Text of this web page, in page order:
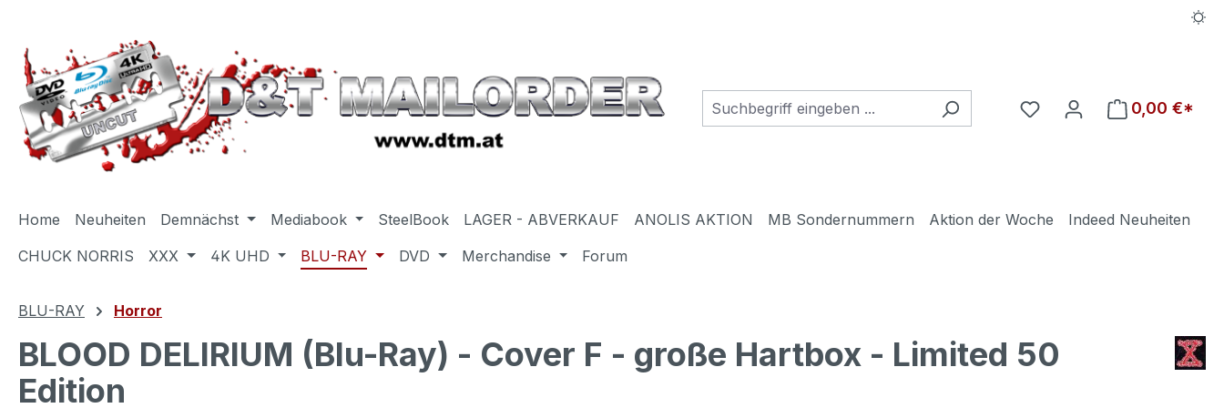
Du hast 0 Produkte auf
0,00 €*
Home Neuheiten Demnächst Mediabook SteelBook LAGER - ABVERKAUF ANOLIS AKTION MB Sondernummern Aktion der Woche
Indeed Neuheiten
CHUCK NORRIS
XXX 4K UHD BLU-RAY DVD Merchandise Forum
BLU-RAY Horror
BLOOD DELIRIUM (Blu-Ray) - Cover F - große Hartbox - Limited 50
Edition